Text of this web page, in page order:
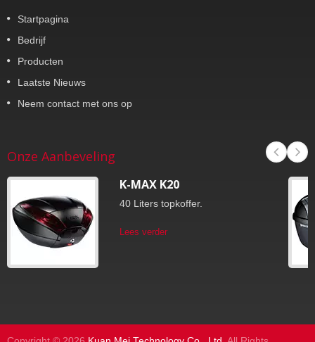
Startpagina
Bedrijf
Producten
Laatste Nieuws
Neem contact met ons op
Onze Aanbeveling
K-MAX K20
40 Liters topkoffer.
Lees verder